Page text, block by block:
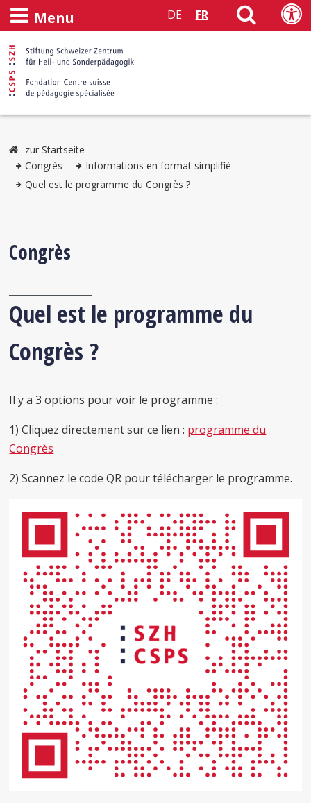
Menu DE FR
zur Startseite
Congrès
Informations en format simplifié
Quel est le programme du Congrès ?
Congrès
Quel est le programme du
Congrès ?
Il y a 3 options pour voir le programme :
1) Cliquez directement sur ce lien : programme du
Congrès
2) Scannez le code QR pour télécharger le programme.